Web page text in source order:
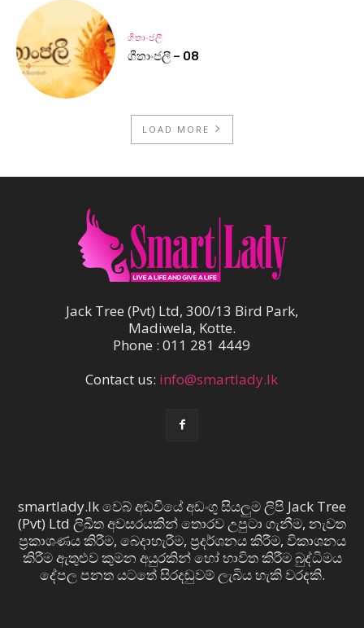
ගීතාංජලී
ගීතාංජලී – 08
LOAD MORE
Jack Tree (Pvt) Ltd, 300/13 Bird Park,
Madiwela, Kotte.
Phone : 011 281 4449
Contact us: info@smartlady.lk
smartlady.lk වෙබ් අඩවියේ අඩංගු සියලුම ලිපි Jack Tree
(Pvt) Ltd ලිඛිත අවසරයකින් තොරව උපුටා ගැනීම, නැවත
ප්‍රකාශණය කිරීම, බෙදාහැරීම, ප්‍රදර්ශනය කිරීම, විකාශනය
කිරීම ඇතුළුව කුමන අයුරකින් හෝ භාවිත කිරීම බුද්ධිමය
දේපල පනත යටතේ සිරදඬුවම් ලැබිය හැකි වරදකි.